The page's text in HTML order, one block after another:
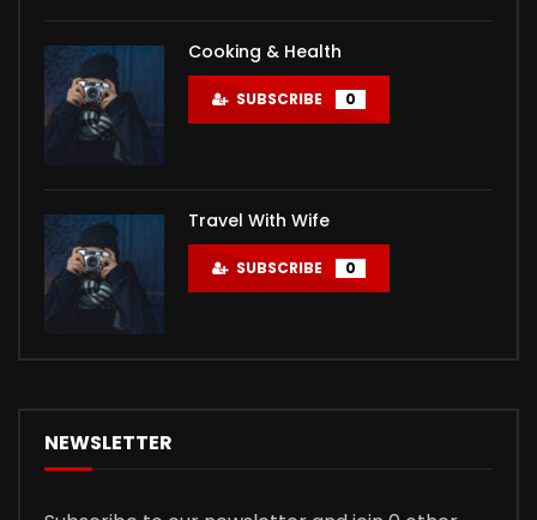
Cooking & Health
SUBSCRIBE 0
Travel With Wife
SUBSCRIBE 0
NEWSLETTER